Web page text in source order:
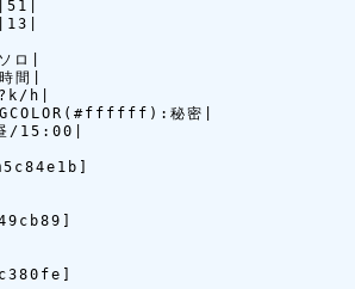
ロ|
間|
h|
秘密|
/15:00|